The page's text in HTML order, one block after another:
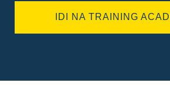
IDI NA TRAINING